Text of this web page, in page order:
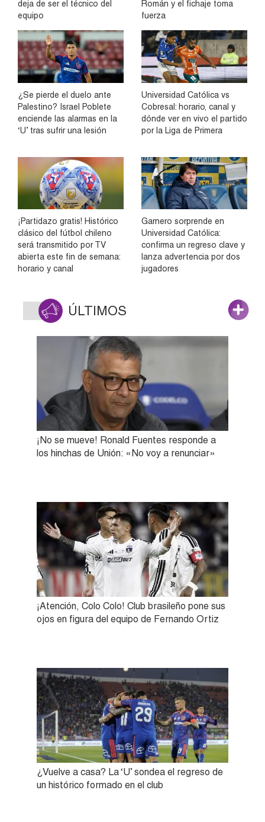
deja de ser el técnico del
equipo
Román y el fichaje toma
fuerza
¿Se pierde el duelo ante
Palestino? Israel Poblete
enciende las alarmas en la
‘U’ tras sufrir una lesión
Universidad Católica vs
Cobresal: horario, canal y
dónde ver en vivo el partido
por la Liga de Primera
¡Partidazo gratis! Histórico
clásico del fútbol chileno
será transmitido por TV
abierta este fin de semana:
horario y canal
Garnero sorprende en
Universidad Católica:
confirma un regreso clave y
lanza advertencia por dos
jugadores
ÚLTIMOS
¡No se mueve! Ronald Fuentes responde a
los hinchas de Unión: «No voy a renunciar»
¡Atención, Colo Colo! Club brasileño pone sus
ojos en figura del equipo de Fernando Ortiz
¿Vuelve a casa? La ‘U’ sondea el regreso de
un histórico formado en el club